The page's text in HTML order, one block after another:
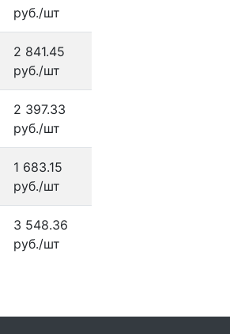
руб./шт
2 841.45
руб./шт
2 397.33
руб./шт
1 683.15
руб./шт
3 548.36
руб./шт